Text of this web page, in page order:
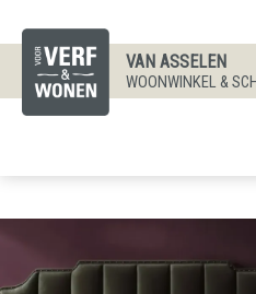
VAN ASSELEN
WOONWINKEL &